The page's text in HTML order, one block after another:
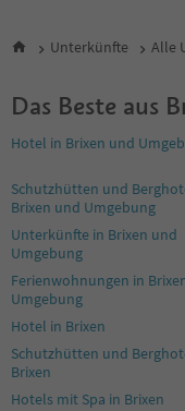
Unterkünfte Alle
Das Beste aus
Hotel in Brixen und
Schutzhütten und
Brixen und Umgebung
Unterkünfte in Brixen und
Umgebung
Ferienwohnungen in
Umgebung
Hotel in Brixen
Schutzhütten und
Brixen
Hotels mit Spa in Brixen